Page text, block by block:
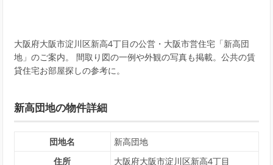
大阪府大阪市淀川区新高4丁目の公営・大阪市営住宅「新高団
地」のご案内。 間取り図の一例や外観の写真も掲載。公共の賃
貸住宅お部屋探しの参考に。
新高団地の物件詳細
団地名
新高団地
住所
大阪府大阪市淀川区新高4丁目